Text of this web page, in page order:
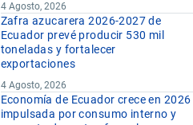
4 Agosto, 2026
Zafra azucarera 2026-2027 de
Ecuador prevé producir 530 mil
toneladas y fortalecer
exportaciones
4 Agosto, 2026
Economía de Ecuador crece en 2026
impulsada por consumo interno y